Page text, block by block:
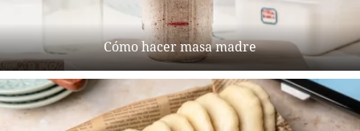
Cómo hacer masa madre